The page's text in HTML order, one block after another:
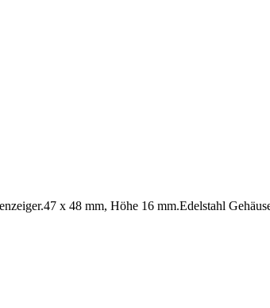
x 48 mm, Höhe 16 mm.Edelstahl